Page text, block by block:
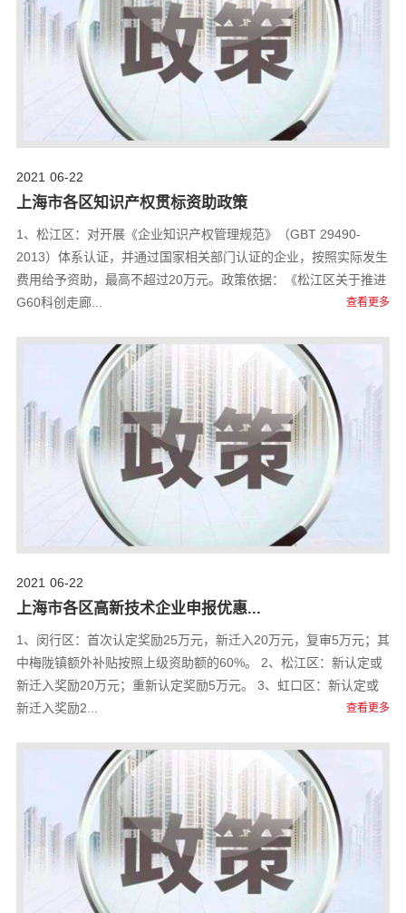
06-22
2021
上海市各区知识产权贯标资助政策
1、松江区：对开展《企业知识产权管理规范》（GBT 29490-
2013）体系认证，并通过国家相关部门认证的企业，按照实际发生
费用给予资助，最高不超过20万元。政策依据：《松江区关于推进
G60科创走廊...
查看更多
06-22
2021
上海市各区高新技术企业申报优惠...
1、闵行区：首次认定奖励25万元，新迁入20万元，复审5万元；其
中梅陇镇额外补贴按照上级资助额的60%。 2、松江区：新认定或
新迁入奖励20万元；重新认定奖励5万元。 3、虹口区：新认定或
新迁入奖励2...
查看更多